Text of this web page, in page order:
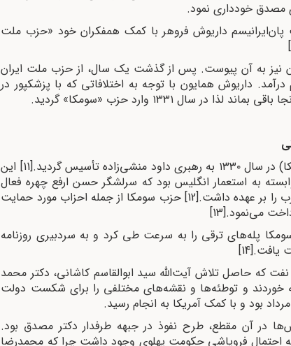
داریوش فروهر با کمک همفکران خود «حزب ملت
نیز به آن پیوست. پس از گذشت یک سال، از حزب ملت ایران
داریوش همایون با توجه به اختلافاتی که با پزشکپور در
سال ۱۳۳۱ وارد حزب «سومکا» گردید.
تأسیس گردید
.
[11]
این
به استعمار انگلیس بود که سرلشگر حسن ارفع چهره فعال
را بر عهده داشت.
[12]
حزب سومکا از جمله احزاب مورد حمایت
می‌نمود.[13]
پله‌های ترقی را به سرعت طی کرد و به سردبیری روزنامه
یافت.[14]
که حاصل تلاش آیت‌الله سید ابوالقاسم کاشانی، دکتر محمد
و توطئه‌ها و نقشه‌های مختلفی را برای شکست دولت
در آن مقطع، طرح نفوذ در جبهه طرفدار دکتر مصدق بود.
احتمال فروپاشی حکومت پهلوی وجود داشت چرا که محمدرضا